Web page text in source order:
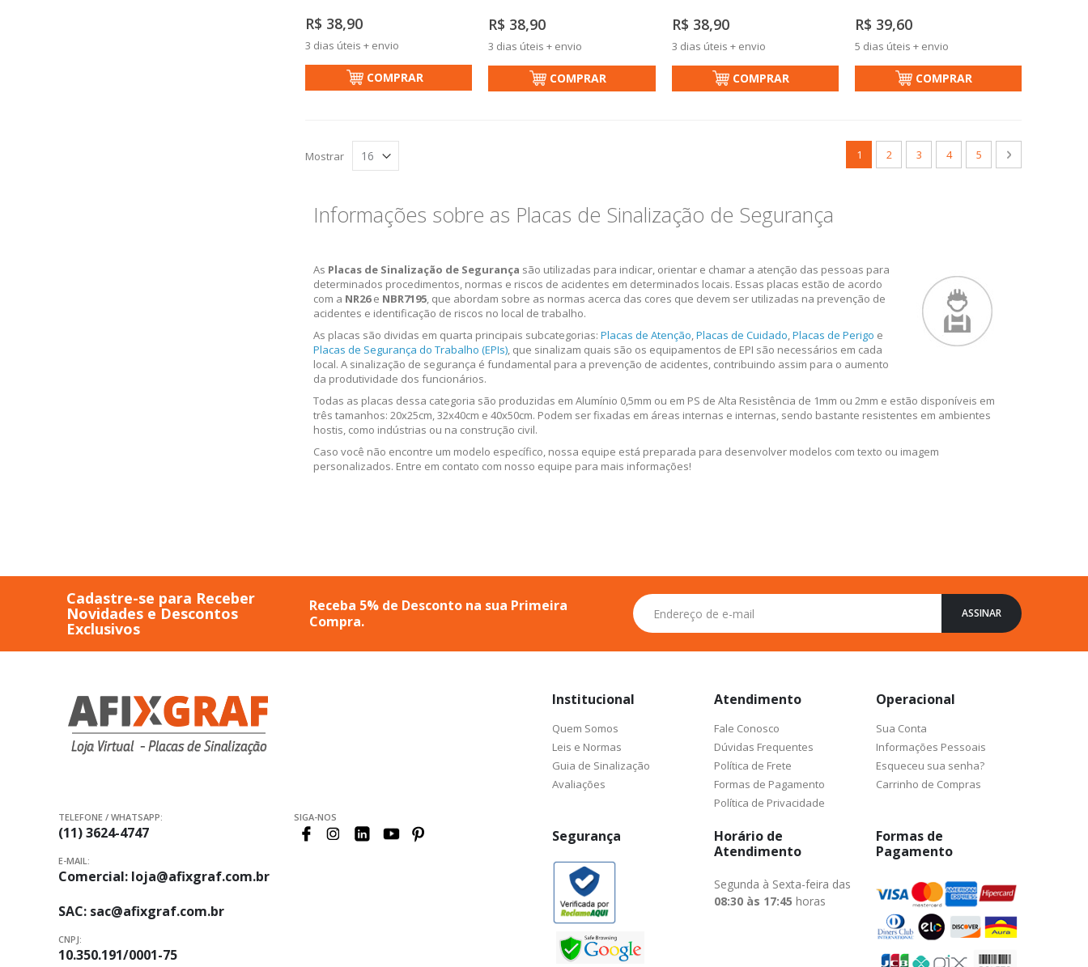
R$ 38,90
3 dias úteis + envio
COMPRAR
R$ 38,90
3 dias úteis + envio
COMPRAR
R$ 38,90
3 dias úteis + envio
COMPRAR
R$ 39,60
5 dias úteis + envio
COMPRAR
Você esta lendo a pagina
1 Página
2 Página
3 Página
4 Página
5 Página
Próximo
Mostrar
Informações sobre as Placas de Sinalização de Segurança
As Placas de Sinalização de Segurança são utilizadas para indicar, orientar e chamar a atenção das pessoas para
determinados procedimentos, normas e riscos de acidentes em determinados locais. Essas placas estão de acordo
com a NR26e NBR7195, que abordam sobre as normas acerca das cores que devem ser utilizadas na prevenção de
acidentes e identificação de riscos no local de trabalho.
As placas são dividas em quarta principais subcategorias: Placas de Atenção,Placas de Cuidado,Placas de Perigo e
Placas de Segurança do Trabalho (EPIs), que sinalizam quais são os equipamentos de EPI são necessários em cada
local. A sinalização de segurança é fundamental para a prevenção de acidentes, contribuindo assim para o aumento
da produtividade dos funcionários.
Todas as placas dessa categoria são produzidas em Alumínio 0,5mm ou em PS de Alta Resistência de 1mm ou 2mm e estão disponíveis em
três tamanhos: 20x25cm, 32x40cm e 40x50cm. Podem ser fixadas em áreas internas e internas, sendo bastante resistentes em ambientes
hostis, como indústrias ou na construção civil.
Caso você não encontre um modelo específico, nossa equipe está preparada para desenvolver modelos com texto ou imagem
personalizados. Entre em contato com nosso equipe para mais informações!
Cadastre-se para Receber
Novidades e Descontos
Exclusivos
Receba 5% de Desconto na sua Primeira
Compra.
Inscreva-
se
na
ASSINAR
TELEFONE / WHATSAPP:
(11) 3624-4747
E-MAIL:
Comercial: loja@afixgraf.com.br
SAC: sac@afixgraf.com.br
CNPJ:
10.350.191/0001-75
SIGA-NOS
Institucional
Quem Somos
Leis e Normas
Guia de Sinalização
Avaliações
Segurança
Atendimento
Fale Conosco
Dúvidas Frequentes
Política de Frete
Formas de Pagamento
Política de Privacidade
Horário de
Atendimento
Segunda à Sexta-feira das
08:30 às 17:45 horas
Operacional
Sua Conta
Informações Pessoais
Esqueceu sua senha?
Carrinho de Compras
Formas de
Pagamento